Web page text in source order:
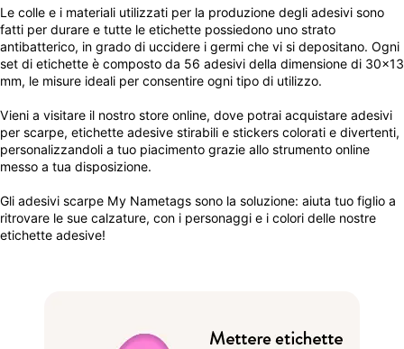
Le colle e i materiali utilizzati per la produzione degli adesivi sono
fatti per durare e tutte le etichette possiedono uno strato
antibatterico, in grado di uccidere i germi che vi si depositano. Ogni
set di etichette è composto da 56 adesivi della dimensione di 30x13
mm, le misure ideali per consentire ogni tipo di utilizzo.
Vieni a visitare il nostro store online, dove potrai acquistare adesivi
per scarpe, etichette adesive stirabili e stickers colorati e divertenti,
personalizzandoli a tuo piacimento grazie allo strumento online
messo a tua disposizione.
Gli adesivi scarpe My Nametags sono la soluzione: aiuta tuo figlio a
ritrovare le sue calzature, con i personaggi e i colori delle nostre
etichette adesive!